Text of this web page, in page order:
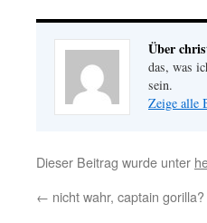
Über
das, was
sein.
Zeige alle
Dieser Beitrag wurde unter
← nicht wahr, captain gorilla?